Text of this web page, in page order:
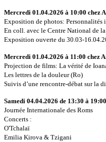
Mercredi 01.04.2026 à 10:00 chez
Exposition de photos: Personnalités
En coll. avec le Centre National de
Exposition ouverte du 30.03-
Mercredi 01.04.2026 à 11:00 chez
Projection de films: La vérité de
Les lettres de la douleur (Ro)
Suivis d’une rencontre-débat sur la
Samedi 04.04.2026 de 13:30 à
Journée Internationale des Roms
Concerts :
O'Tchalaï
Emilia Kirova & Tzigani